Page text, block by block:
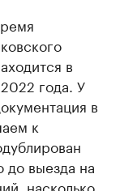
в
года. У
в
к
до выезда на
насколько